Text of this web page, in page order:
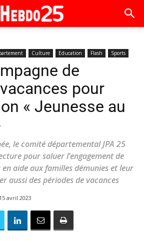
Culture Education Flash Sports
de
pour
« Jeunesse au
le comité départemental JPA 25
pour saluer l’engagement de
aide aux familles démunies et leur
aussi des périodes de vacances
15 avril 2023